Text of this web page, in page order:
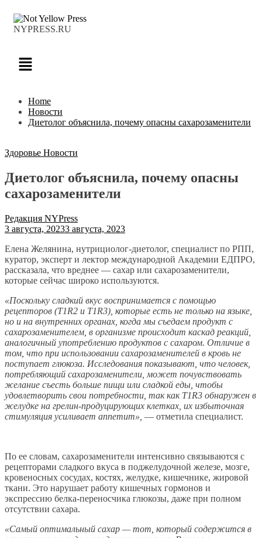
NYPRESS.RU
Home
Новости
Диетолог объяснила, почему опасны сахарозаменители
Здоровье Новости
Диетолог объяснила, почему опасны
сахарозаменители
Редакция NYPress
3 августа, 20233 августа, 2023
Елена Желянина, нутрициолог-диетолог, специалист по РПП,
куратор, эксперт и лектор международной Академии ЕДПРО,
рассказала, что вреднее — сахар или сахарозаменители,
которые сейчас широко используются.
«Поскольку сладкий вкус воспринимается с помощью
рецепторов (T1R2 и T1R3), которые есть не только на языке,
но и на внутренних органах, когда мы съедаем продукт с
сахарозаменителем, в организме происходит каскад реакций,
аналогичный употреблению продуктов с сахаром. Отличие в
том, что при использовании сахарозаменителей в кровь не
поступает глюкоза. Исследования показывают, что человек,
потребляющий сахарозаменители, может почувствовать
желание съесть больше пищи или сладкой еды, чтобы
удовлетворить свои потребности, так как T1R3 обнаружен в
желудке на грелин-продуцирующих клетках, их избыточная
стимуляция усиливает аппетит», — отметила специалист.
По ее словам, сахарозаменители интенсивно связываются с
рецепторами сладкого вкуса в поджелудочной железе, мозге,
кровеносных сосудах, костях, желудке, кишечнике, жировой
ткани. Это нарушает работу кишечных гормонов и
экспрессию белка-переносчика глюкозы, даже при полном
отсутствии сахара.
«Самый оптимальный сахар — тот, который содержится в